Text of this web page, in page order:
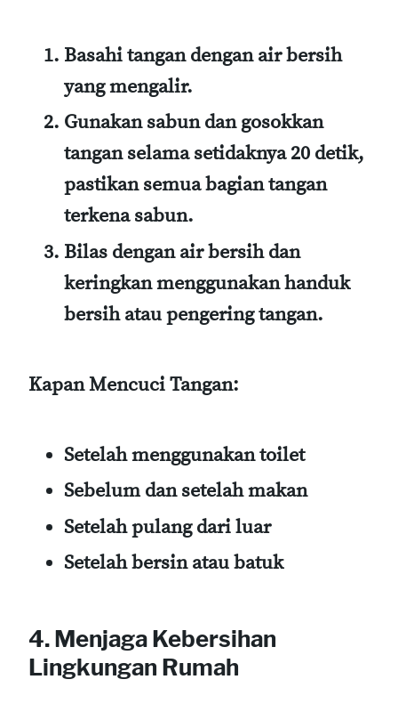
Basahi tangan dengan air bersih
yang mengalir.
Gunakan sabun dan gosokkan
tangan selama setidaknya 20 detik,
pastikan semua bagian tangan
terkena sabun.
Bilas dengan air bersih dan
keringkan menggunakan handuk
bersih atau pengering tangan.
Kapan Mencuci Tangan:
Setelah menggunakan toilet
Sebelum dan setelah makan
Setelah pulang dari luar
Setelah bersin atau batuk
4. Menjaga Kebersihan
Lingkungan Rumah